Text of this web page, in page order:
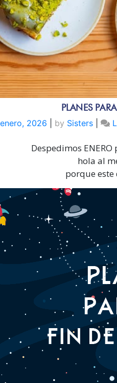
PLANES
2026 by Sisters
Despedimos
hola al
porque este